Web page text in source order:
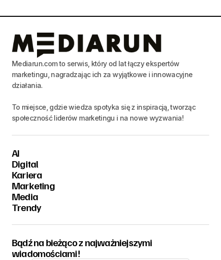
Mediarun.com to serwis, który od lat łączy ekspertów
marketingu, nagradzając ich za wyjątkowe i innowacyjne
działania.
To miejsce, gdzie wiedza spotyka się z inspiracją, tworząc
społeczność liderów marketingu i na nowe wyzwania!
AI
Digital
Kariera
Marketing
Media
Trendy
Bądź na bieżąco z najważniejszymi
wiadomościami!